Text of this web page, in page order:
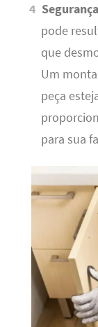
Segurança
pode
que
Um
peça
para sua